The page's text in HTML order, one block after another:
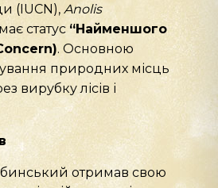
(IUCN), Anolis
статус “Найменшого
). Основною
природних місць
вирубку лісів і
отримав свою